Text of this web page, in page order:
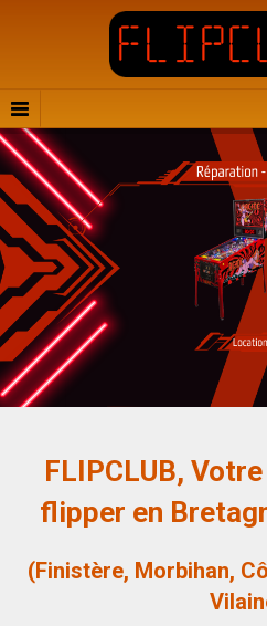
FLIPCLUB,
flipper en
(Finistère, Morbihan,